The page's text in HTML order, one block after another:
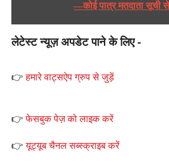
—कोई पात्र मतदाता सूची
लेटेस्ट न्यूज़ अपडेट पाने के लिए -
👉हमारे वाट्सऐप ग्रुप से जुड़ें
👉फेसबुक पेज़ को लाइक करें
👉यूट्यूब चैनल सब्स्क्राइब करें